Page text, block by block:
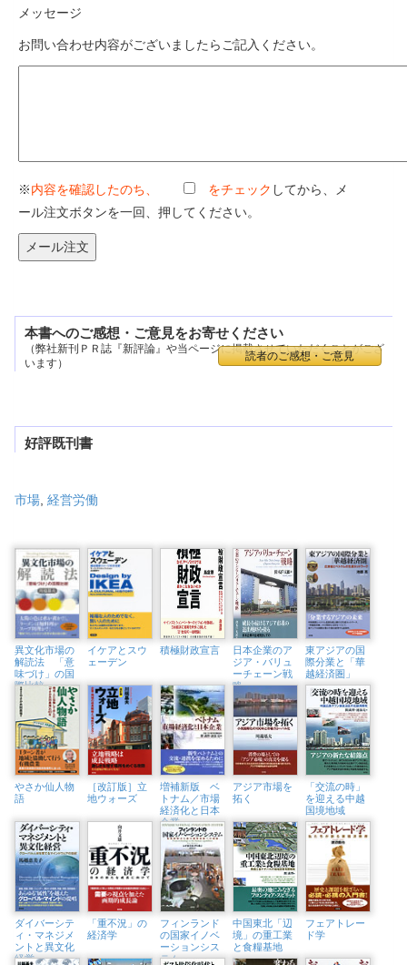
メッセージ
お問い合わせ内容がございましたらご記入ください。
※内容を確認したのち、 をチェック してから、メ
ール注文ボタンを一回、押してください。
本書へのご感想・ご意見をお寄せください
（弊社新刊ＰＲ誌『新評論』や当ページに掲載させていただくことがござ
います）
読者のご感想・ご意見
好評既刊書
市場 経営労働
異文化市場の
解読法 「意
味づけ」の国
際比較
イケアとスウ
ェーデン
積極財政宣言
日本企業のア
ジア・バリュ
ーチェーン戦
略
東アジアの国
際分業と「華
越経済圏」
やさか仙人物
語
［改訂版］立
地ウォーズ
増補新版 ベ
トナム／市場
経済化と日本
企業
アジア市場を
拓く
「交流の時」
を迎える中越
国境地域
ダイバーシテ
ィ・マネジメ
ントと異文化
経営
「重不況」の
経済学
フィンランド
の国家イノベ
ーションシス
テム
中国東北「辺
境」の重工業
と食糧基地
フェアトレー
ド学